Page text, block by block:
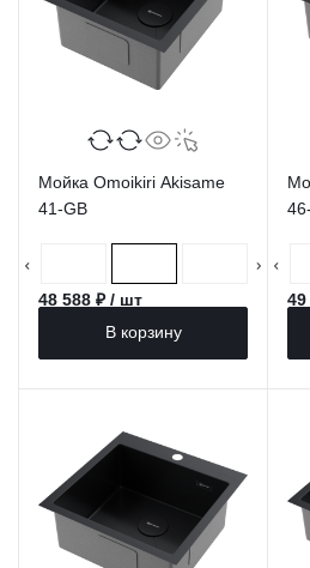
Мойка Omoikiri Akisame
41-GB
48 588 ₽ / шт
В корзину